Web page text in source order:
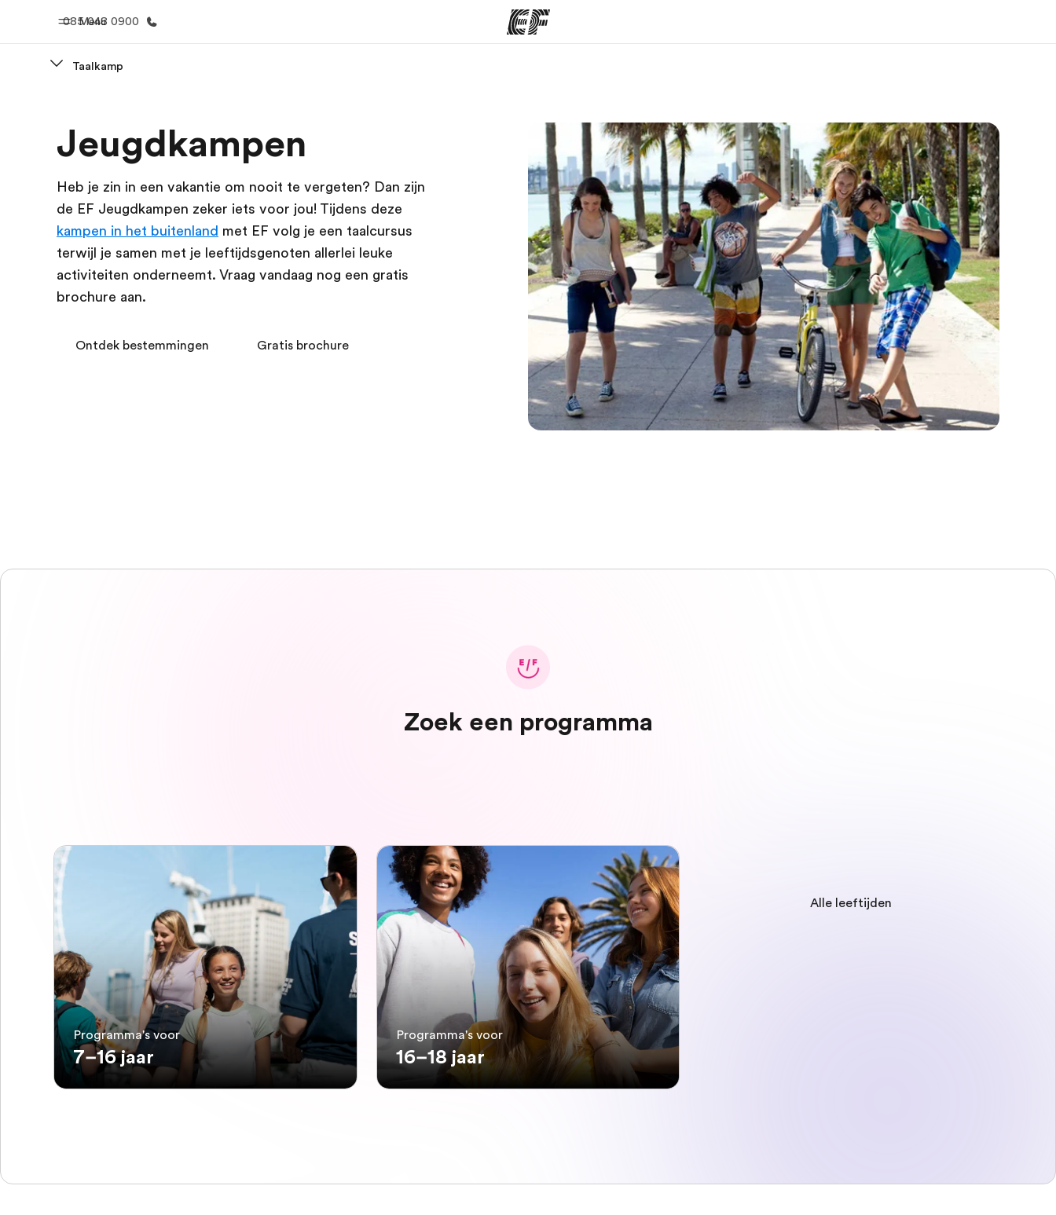
Menu
085 048 0900
Welkom bij EF Bekijk alles dat we doen Vind een kantoor Wie wij zijn Kom bij ons team
Taalkamp
Jeugdkampen
Heb je zin in een vakantie om nooit te vergeten? Dan zijn
de EF Jeugdkampen zeker iets voor jou! Tijdens deze
kampen in het buitenland met EF volg je een taalcursus
terwijl je samen met je leeftijdsgenoten allerlei leuke
activiteiten onderneemt. Vraag vandaag nog een gratis
brochure aan.
Ontdek bestemmingen Gratis brochure
Zoek een programma
Programma's voor
7–16 jaar
Programma's voor
16–18 jaar
Alle leeftijden